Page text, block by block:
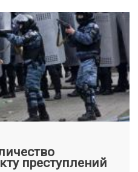
преступлений